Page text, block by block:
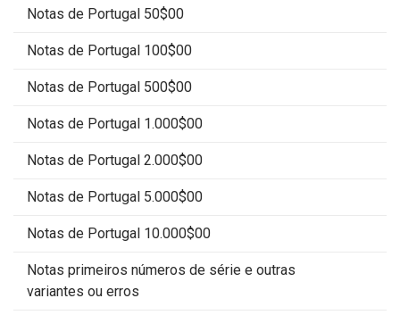
Notas de Portugal 50$00
Notas de Portugal 100$00
Notas de Portugal 500$00
Notas de Portugal 1.000$00
Notas de Portugal 2.000$00
Notas de Portugal 5.000$00
Notas de Portugal 10.000$00
Notas primeiros números de série e outras
variantes ou erros